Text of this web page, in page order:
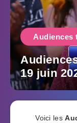
Audiences
19 juin
Voici les